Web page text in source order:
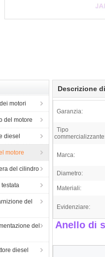
motori
del motore
diesel
motore
del cilindro
del
del
diesel
Descrizione
Garanzia:
Tipo
Marca:
Diametro:
Materiali:
Evidenziare:
Anello di